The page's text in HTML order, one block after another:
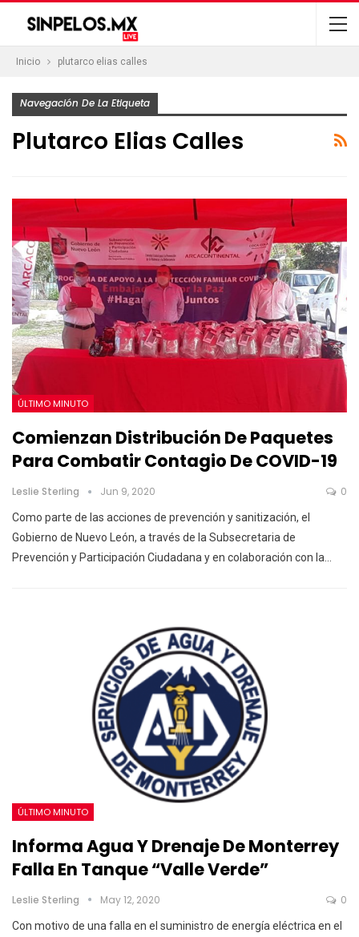
Inicio plutarco elias calles
Navegación De La Etiqueta
Plutarco Elias Calles
ÚLTIMO MINUTO
Comienzan Distribución De Paquetes
Para Combatir Contagio De COVID-19
Leslie Sterling Jun 9, 2020 0
Como parte de las acciones de prevención y sanitización, el
Gobierno de Nuevo León, a través de la Subsecretaria de
Prevención y Participación Ciudadana y en colaboración con la…
ÚLTIMO MINUTO
Informa Agua Y Drenaje De Monterrey
Falla En Tanque “Valle Verde”
Leslie Sterling May 12, 2020 0
Con motivo de una falla en el suministro de energía eléctrica en el